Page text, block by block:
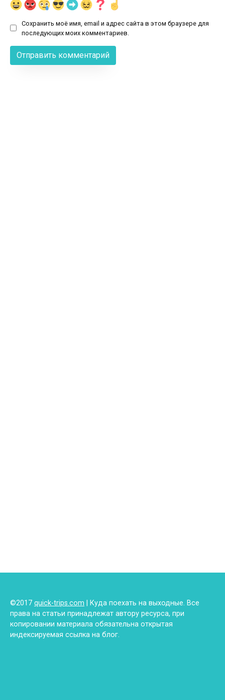
Сохранить моё имя, email и адрес сайта в этом браузере для
последующих моих комментариев.
©2017 quick-trips.com | Куда поехать на выходные. Все
права на статьи принадлежат автору ресурса, при
копировании материала обязательна открытая
индексируемая ссылка на блог.